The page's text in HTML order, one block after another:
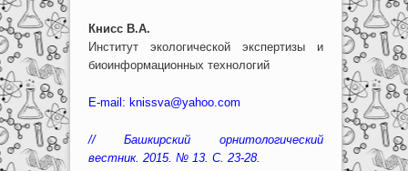
Книсс В.А.
Институт экологической экспертизы и
биоинформационных технологий
E-mail: knissva@yahoo.com
// Башкирский орнитологический
вестник. 2015. № 13. С. 23-28.